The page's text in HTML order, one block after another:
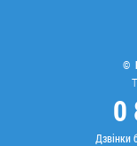
©
0
Дзвінки